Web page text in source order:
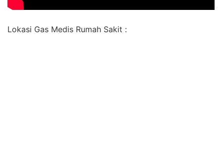
Lokasi Gas Medis Rumah Sakit :